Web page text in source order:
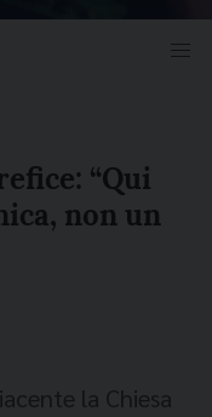
“Qui
non un
la Chiesa